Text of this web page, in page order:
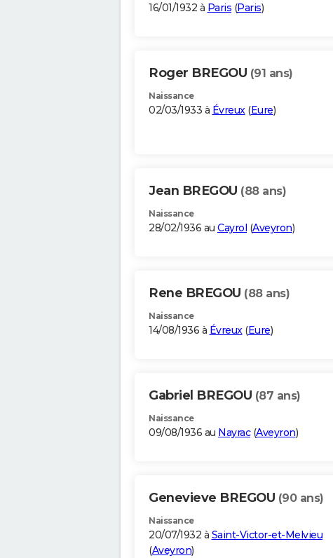
16/01/1932 à Paris (Paris)
Roger BREGOU (91 ans)
Naissance
02/03/1933 à Évreux(Eure)
Jean BREGOU (88 ans)
Naissance
28/02/1936 au Cayrol (Aveyron)
Rene BREGOU (88 ans)
Naissance
14/08/1936 à Évreux(Eure)
Gabriel BREGOU (87 ans)
Naissance
09/08/1936 au Nayrac(Aveyron)
Genevieve BREGOU (90 ans)
Naissance
20/07/1932 à Saint-Victor-et-Melvieu
(Aveyron)